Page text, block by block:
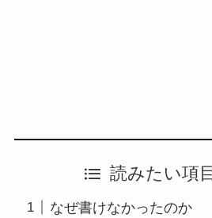
読みたい項
なぜ書けなかったのか